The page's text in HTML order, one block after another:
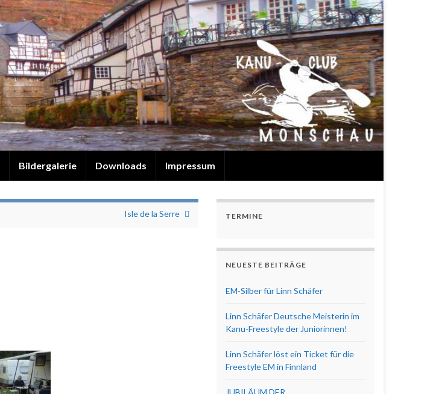
Bildergalerie Downloads Impressum
Isle de la Serre TERMINE
NEUESTE BEITRÄGE
EM-Silber für Linn Schäfer
Linn Schäfer Deutsche Meisterin im
Kanu-Freestyle der Juniorinnen!
Linn Schäfer löst ein Ticket für die
Freestyle EM in Finnland
JUBILÄUM DER